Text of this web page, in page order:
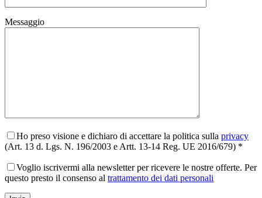
Messaggio
Ho preso visione e dichiaro di accettare la politica sulla privacy
(Art. 13 d. Lgs. N. 196/2003 e Artt. 13-14 Reg. UE 2016/679) *
Voglio iscrivermi alla newsletter per ricevere le nostre offerte. Per
questo presto il consenso al trattamento dei dati personali